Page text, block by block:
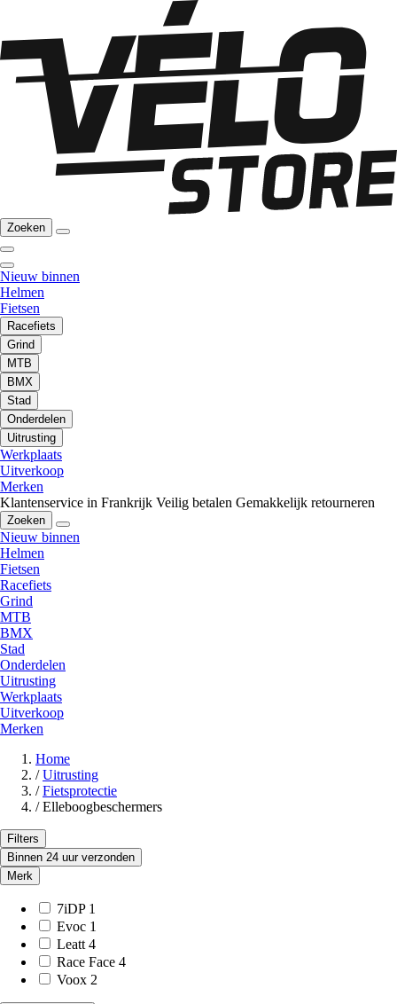
Zoeken
Nieuw binnen
Helmen
Fietsen
Racefiets
Grind
MTB
BMX
Stad
Onderdelen
Uitrusting
Werkplaats
Uitverkoop
Merken
Klantenservice in Frankrijk Veilig betalen Gemakkelijk retourneren
Zoeken
Nieuw binnen
Helmen
Fietsen
Racefiets
Grind
MTB
BMX
Stad
Onderdelen
Uitrusting
Werkplaats
Uitverkoop
Merken
Home
/ Uitrusting
/ Fietsprotectie
/ Elleboogbeschermers
Filters
Binnen 24 uur verzonden
Merk
7iDP 1
Evoc 1
Leatt 4
Race Face 4
Voox 2